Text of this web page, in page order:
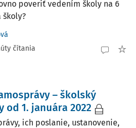
poveriť vedením školy na 6
školy?
čítania
– školský
od 1. januára 2022
ich poslanie, ustanovenie,